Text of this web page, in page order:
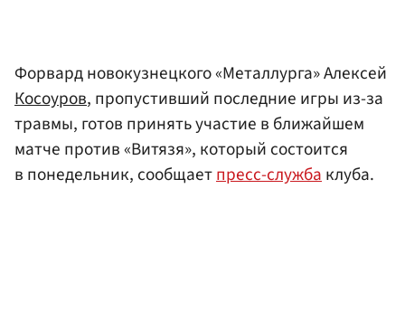
Форвард новокузнецкого «Металлурга» Алексей
Косоуров, пропустивший последние игры из-за
травмы, готов принять участие в ближайшем
матче против «Витязя», который состоится
в понедельник, сообщаетпресс-службаклуба.